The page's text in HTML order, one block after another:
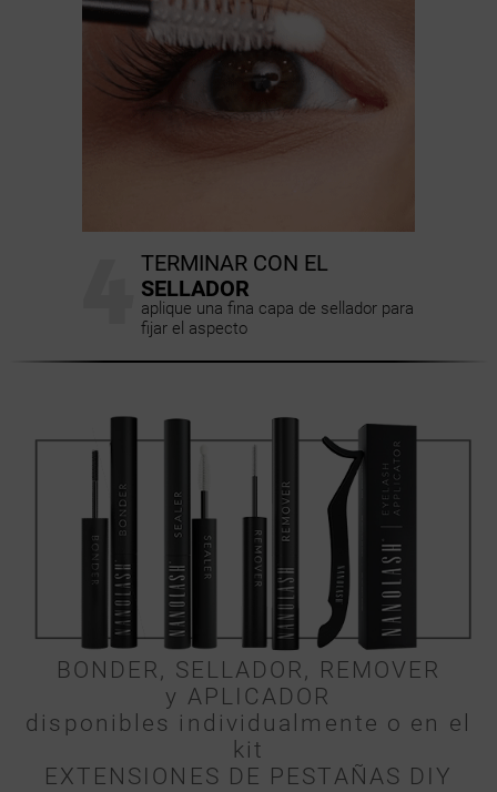
TERMINAR CON EL
SELLADOR
aplique una fina capa de sellador para
fijar el aspecto
BONDER, SELLADOR, REMOVER
y APLICADOR
disponibles individualmente o en el
kit
EXTENSIONES DE PESTAÑAS DIY